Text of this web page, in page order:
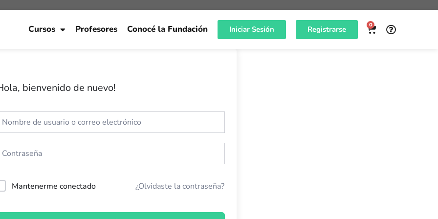
Cursos Profesores Conocé la Fundación Iniciar Sesión Registrarse 0
bienvenido de nuevo!
Mantenerme conectado ¿Olvidaste la contraseña?